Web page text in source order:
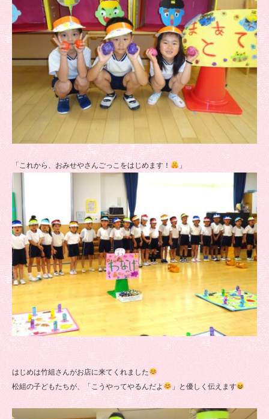
「これから、おみせやさんごっこをはじめます！ 」
はじめは竹組さんがお店に来てくれました
松組の子どもたちが、「こうやってやるんだよ
」と優しく伝えます